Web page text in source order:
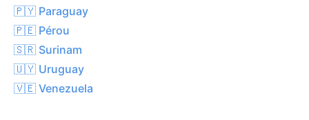
🇵🇾 Paraguay
🇵🇪 Pérou
🇸🇷 Surinam
🇺🇾 Uruguay
🇻🇪 Venezuela